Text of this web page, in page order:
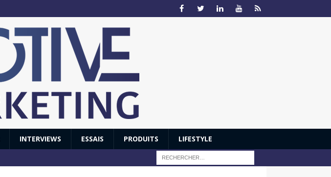
INTERVIEWS ESSAIS PRODUITS LIFESTYLE